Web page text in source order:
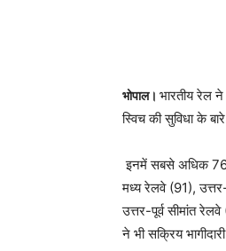
भोपाल। भारतीय रेल
स्विच की सुविधा के
इनमें सबसे अधिक 768
मध्य रेलवे (91),
उत्तर-पूर्व सीमांत
ने भी सक्रिय